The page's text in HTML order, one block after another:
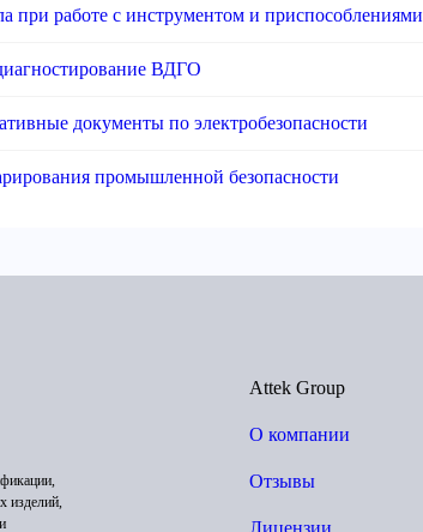
при работе с инструментом и приспособлениями
ВДГО
документы по электробезопасности
промышленной безопасности
изделий,
Attek Group
О компании
Отзывы
Лицензии